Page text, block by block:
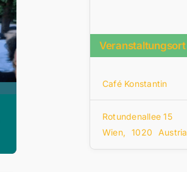
Veranstaltungsort
Café Konstantin
Rotundenallee 15
Wien, 1020 Austria